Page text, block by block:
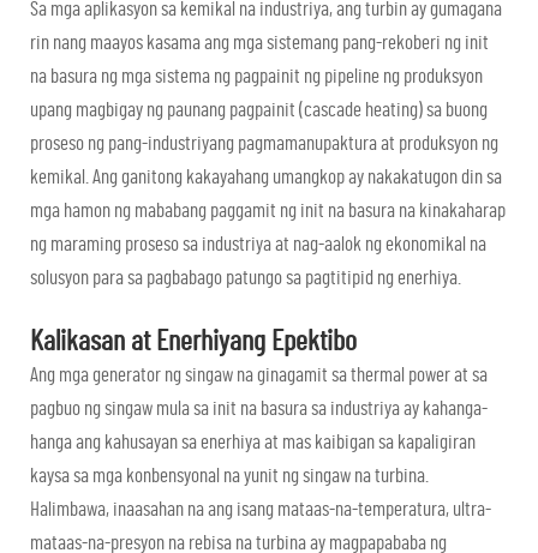
Sa mga aplikasyon sa kemikal na industriya, ang turbin ay gumagana
rin nang maayos kasama ang mga sistemang pang-rekoberi ng init
na basura ng mga sistema ng pagpainit ng pipeline ng produksyon
upang magbigay ng paunang pagpainit (cascade heating) sa buong
proseso ng pang-industriyang pagmamanupaktura at produksyon ng
kemikal. Ang ganitong kakayahang umangkop ay nakakatugon din sa
mga hamon ng mababang paggamit ng init na basura na kinakaharap
ng maraming proseso sa industriya at nag-aalok ng ekonomikal na
solusyon para sa pagbabago patungo sa pagtitipid ng enerhiya.
Kalikasan at Enerhiyang Epektibo
Ang mga generator ng singaw na ginagamit sa thermal power at sa
pagbuo ng singaw mula sa init na basura sa industriya ay kahanga-
hanga ang kahusayan sa enerhiya at mas kaibigan sa kapaligiran
kaysa sa mga konbensyonal na yunit ng singaw na turbina.
Halimbawa, inaasahan na ang isang mataas-na-temperatura, ultra-
mataas-na-presyon na rebisa na turbina ay magpapababa ng